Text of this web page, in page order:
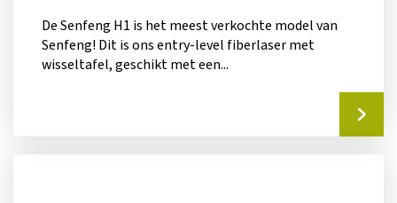
De Senfeng H1 is het meest verkochte model van
Senfeng! Dit is ons entry-level fiberlaser met
wisseltafel, geschikt met een...